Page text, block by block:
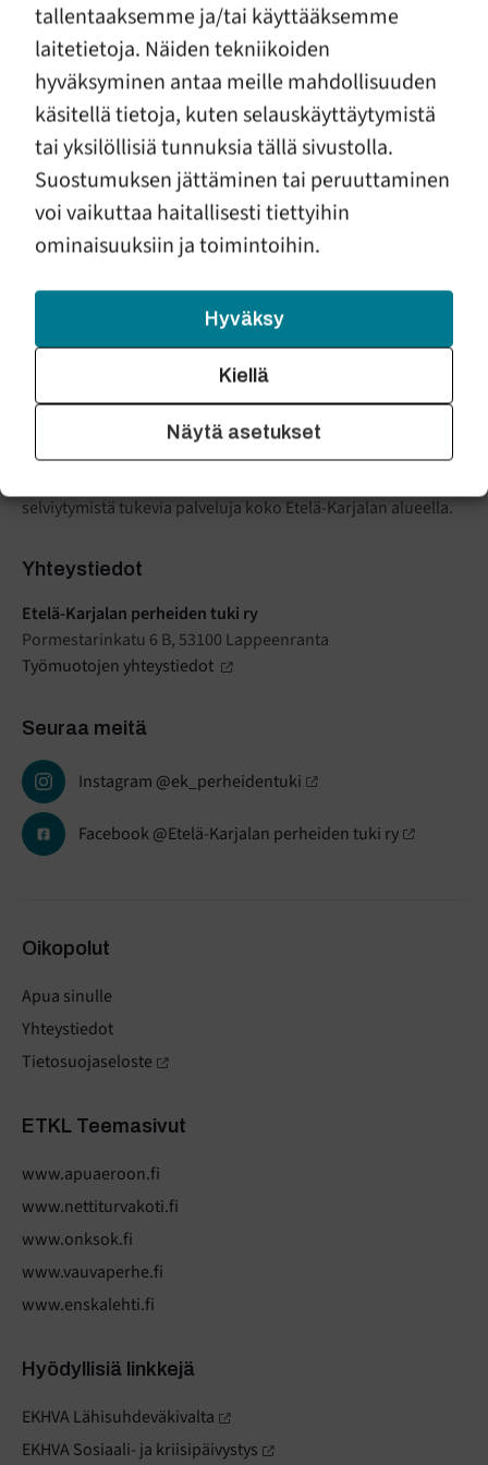
tallentaaksemme ja/tai käyttääksemme
laitetietoja. Näiden tekniikoiden
hyväksyminen antaa meille mahdollisuuden
käsitellä tietoja, kuten selauskäyttäytymistä
tai yksilöllisiä tunnuksia tällä sivustolla.
Suostumuksen jättäminen tai peruuttaminen
voi vaikuttaa haitallisesti tiettyihin
ominaisuuksiin ja toimintoihin.
Hyväksy
Kiellä
Näytä asetukset
040 594 0080
www.ek-perhetyo.fi
Lämpimästi tervetuloa!
ETELÄ-KARJALAN
Etelä-Karjalan perheiden tuki ry on voittoa tavoittelematon,
maakunnallinen perhejärjestö. Yhdistys on perustettu
vuonna 1995, ja se on valtakunnallisen
liiton
jäsen. Yhdistyksen asiantuntijuus rakentuu
vauvatyön, väkivaltatyön sekä eroauttamistyön ammatillisiin
avopalveluihin. Toiminnan tavoitteena on edistää lasten ja
selviytymistä tukevia palveluja koko Etelä-Karjalan alueella.
Yhteystiedot
Etelä-Karjalan perheiden tuki ry
Pormestarinkatu 6 B, 53100 Lappeenranta
Työmuotojen yhteystiedot
Seuraa meitä
Instagram @ek_perheidentuki
Facebook @Etelä-Karjalan perheiden tuki ry
Oikopolut
Apua sinulle
Yhteystiedot
Tietosuojaseloste
ETKL Teemasivut
www.apuaeroon.fi
www.nettiturvakoti.fi
www.onksok.fi
www.vauvaperhe.fi
www.enskalehti.fi
Hyödyllisiä linkkejä
EKHVA Lähisuhdeväkivalta
EKHVA Sosiaali- ja kriisipäivystys